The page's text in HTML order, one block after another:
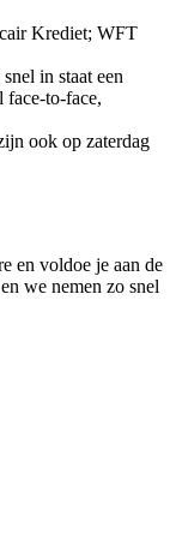
Krediet; WFT
in staat een
face-to-face,
ook op zaterdag
en voldoe je aan de
we nemen zo snel